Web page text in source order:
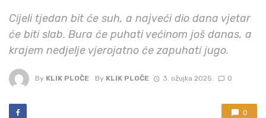
Cijeli tjedan bit će suh, a najveći dio dana vjetar
će biti slab. Bura će puhati većinom još danas, a
krajem nedjelje vjerojatno će zapuhati jugo.
By KLIK PLOČE By KLIK PLOČE 3. ožujka 2025. 0
0